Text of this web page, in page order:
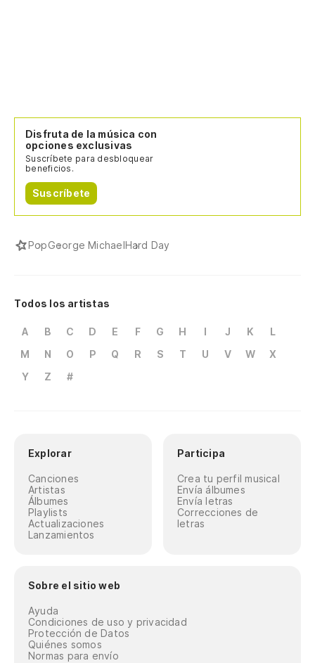
Disfruta de la música con
opciones exclusivas
Suscríbete para desbloquear
beneficios.
Suscríbete
PopGeorge MichaelHard Day
Todos los artistas
A B C D E F G H I J K
L
M
N O P Q R S T U V W
X
Y
Z #
Explorar
Canciones
Artistas
Álbumes
Playlists
Actualizaciones
Lanzamientos
Participa
Crea tu perfil musical
Envía álbumes
Envía letras
Correcciones de
letras
Sobre el sitio web
Ayuda
Condiciones de uso y privacidad
Protección de Datos
Quiénes somos
Normas para envío